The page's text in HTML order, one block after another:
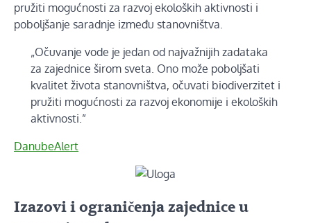
pružiti mogućnosti za razvoj ekoloških aktivnosti i
poboljšanje saradnje između stanovništva.
„Očuvanje vode je jedan od najvažnijih zadataka
za zajednice širom sveta. Ono može poboljšati
kvalitet života stanovništva, očuvati biodiverzitet i
pružiti mogućnosti za razvoj ekonomije i ekoloških
aktivnosti.”
DanubeAlert
Izazovi i ograničenja zajednice u